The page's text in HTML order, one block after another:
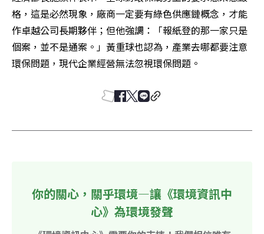
格，這是必然現象，廠商一定要有綠色供應鏈概念，才能
作卓越公司長期夥伴；但他強調：「報紙登的那一家只是
個案，並不是通案。」黃重球也認為，產業去哪都要注意
環保問題，現代企業經營無法忽視環保問題。
你的關心，關乎環境—讓《環境資訊中
心》為環境發聲